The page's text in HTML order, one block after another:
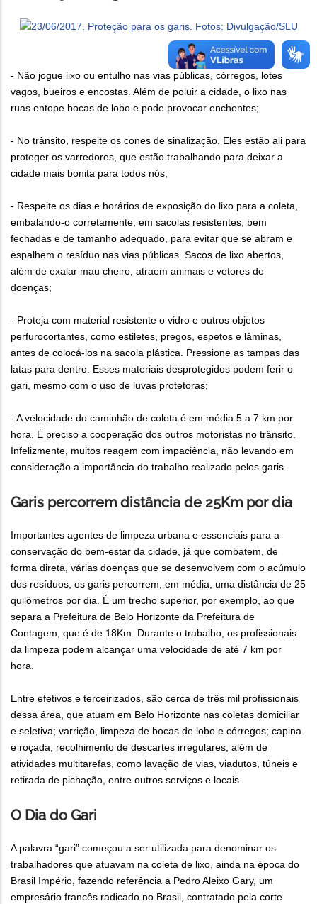
- Não jogue lixo ou entulho nas vias públicas, córregos, lotes
vagos, bueiros e encostas. Além de poluir a cidade, o lixo nas
ruas entope bocas de lobo e pode provocar enchentes;
- No trânsito, respeite os cones de sinalização. Eles estão ali para
proteger os varredores, que estão trabalhando para deixar a
cidade mais bonita para todos nós;
- Respeite os dias e horários de exposição do lixo para a coleta,
embalando-o corretamente, em sacolas resistentes, bem
fechadas e de tamanho adequado, para evitar que se abram e
espalhem o resíduo nas vias públicas. Sacos de lixo abertos,
além de exalar mau cheiro, atraem animais e vetores de
doenças;
- Proteja com material resistente o vidro e outros objetos
perfurocortantes, como estiletes, pregos, espetos e lâminas,
antes de colocá-los na sacola plástica. Pressione as tampas das
latas para dentro. Esses materiais desprotegidos podem ferir o
gari, mesmo com o uso de luvas protetoras;
- A velocidade do caminhão de coleta é em média 5 a 7 km por
hora. É preciso a cooperação dos outros motoristas no trânsito.
Infelizmente, muitos reagem com impaciência, não levando em
consideração a importância do trabalho realizado pelos garis.
Garis percorrem distância de 25Km por dia
Importantes agentes de limpeza urbana e essenciais para a
conservação do bem-estar da cidade, já que combatem, de
forma direta, várias doenças que se desenvolvem com o acúmulo
dos resíduos, os garis percorrem, em média, uma distância de 25
quilômetros por dia. É um trecho superior, por exemplo, ao que
separa a Prefeitura de Belo Horizonte da Prefeitura de
Contagem, que é de 18Km. Durante o trabalho, os profissionais
da limpeza podem alcançar uma velocidade de até 7 km por
hora.
Entre efetivos e terceirizados, são cerca de três mil profissionais
dessa área, que atuam em Belo Horizonte nas coletas domiciliar
e seletiva; varrição, limpeza de bocas de lobo e córregos; capina
e roçada; recolhimento de descartes irregulares; além de
atividades multitarefas, como lavação de vias, viadutos, túneis e
retirada de pichação, entre outros serviços e locais.
O Dia do Gari
A palavra “gari” começou a ser utilizada para denominar os
trabalhadores que atuavam na coleta de lixo, ainda na época do
Brasil Império, fazendo referência a Pedro Aleixo Gary, um
empresário francês radicado no Brasil, contratado pela corte